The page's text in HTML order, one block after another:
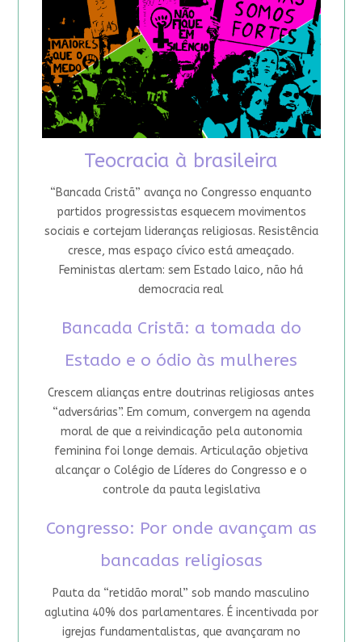
Teocracia à brasileira
“Bancada Cristã” avança no Congresso enquanto
partidos progressistas esquecem movimentos
sociais e cortejam lideranças religiosas. Resistência
cresce, mas espaço cívico está ameaçado.
Feministas alertam: sem Estado laico, não há
democracia real
Bancada Cristã: a tomada do
Estado e o ódio às mulheres
Crescem alianças entre doutrinas religiosas antes
“adversárias”. Em comum, convergem na agenda
moral de que a reivindicação pela autonomia
feminina foi longe demais. Articulação objetiva
alcançar o Colégio de Líderes do Congresso e o
controle da pauta legislativa
Congresso: Por onde avançam as
bancadas religiosas
Pauta da “retidão moral” sob mando masculino
aglutina 40% dos parlamentares. É incentivada por
igrejas fundamentalistas, que avançaram no